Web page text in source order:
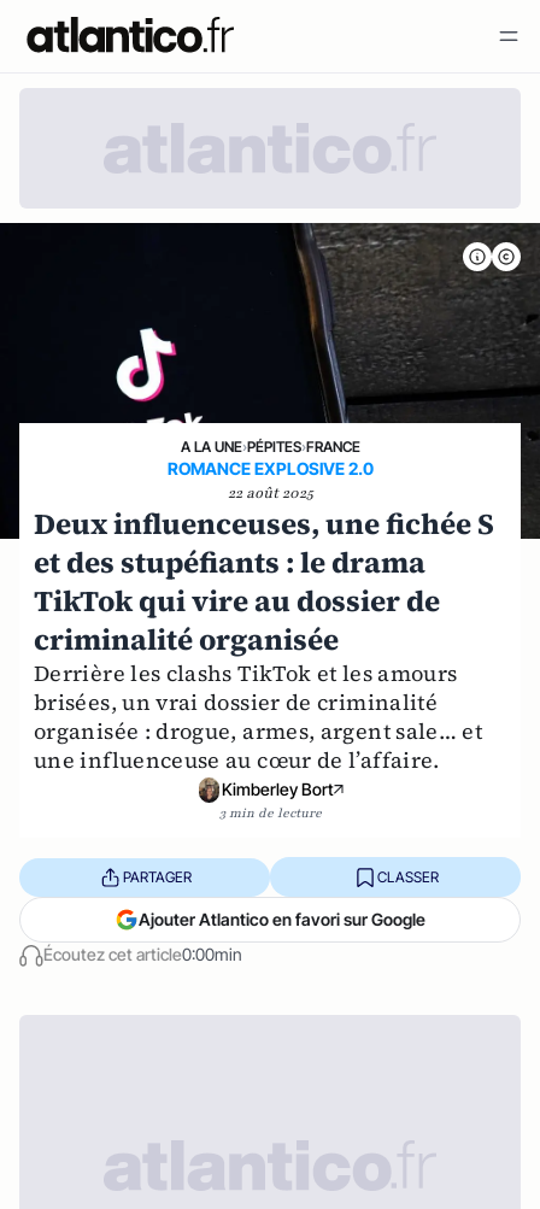
A LA UNE›PÉPITES›FRANCE
ROMANCE EXPLOSIVE 2.0
22 août 2025
Deux influenceuses, une fichée S
et des stupéfiants : le drama
TikTok qui vire au dossier de
criminalité organisée
Derrière les clashs TikTok et les amours
brisées, un vrai dossier de criminalité
organisée : drogue, armes, argent sale… et
une influenceuse au cœur de l’affaire.
Kimberley Bort
3 min de lecture
Écoutez cet article0:00min
PARTAGER CLASSER
Ajouter Atlantico en favori sur Google